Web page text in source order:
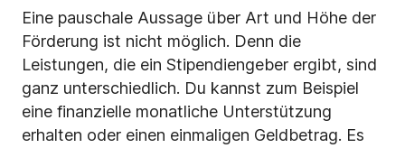
Eine pauschale Aussage über Art und Höhe der
Förderung ist nicht möglich. Denn die
Leistungen, die ein Stipendiengeber ergibt, sind
ganz unterschiedlich. Du kannst zum Beispiel
eine finanzielle monatliche Unterstützung
erhalten oder einen einmaligen Geldbetrag. Es